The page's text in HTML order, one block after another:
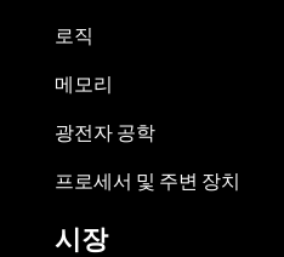
로직
메모리
광전자 공학
프로세서 및 주변 장치
시장